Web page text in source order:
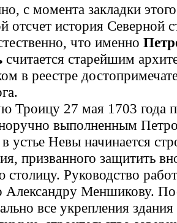
с момента закладки
отсчет история Северной
что именно
считается старейшим
в реестре
Троицу 27 мая 1703 года
выполненным
устье Невы начинается
призванного защитить
столицу. Руководство
Александру Меншикову.
все укрепления